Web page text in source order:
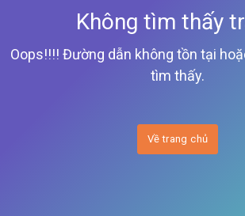
Không tìm thấy
Oops!!!! Đường dẫn không tồn tại
tìm thấy.
Về trang chủ